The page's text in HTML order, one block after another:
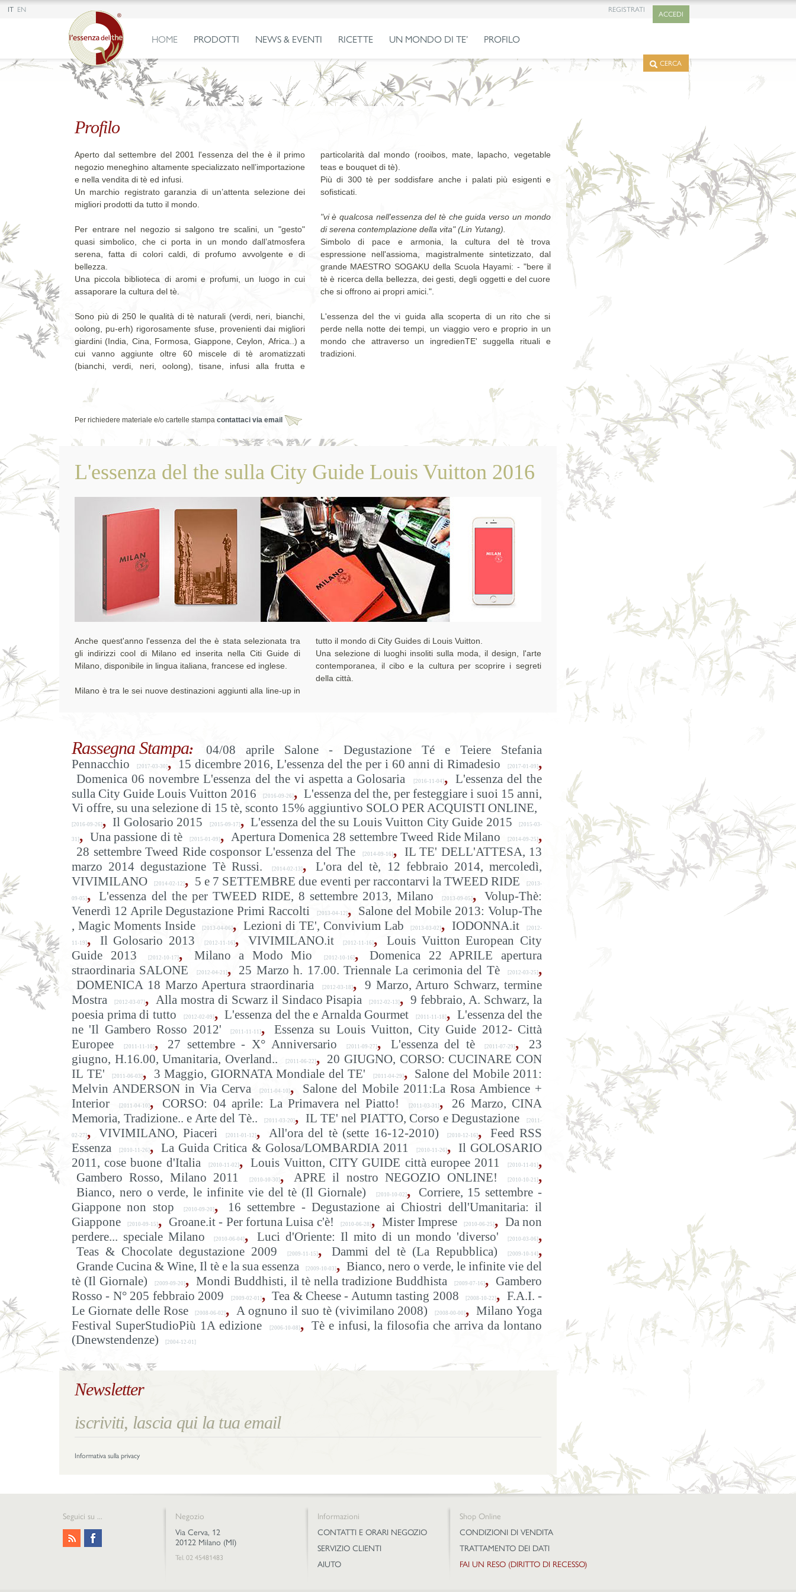
ACCEDI
CERCA
IT EN REGISTRATI
HOME PRODOTTI NEWS & EVENTI RICETTE UN MONDO DI TE’ PROFILO
Profilo
Aperto dal settembre del 2001 l'essenza del the è il primo
negozio meneghino altamente specializzato nell’importazione
e nella vendita di tè ed infusi.
Un marchio registrato garanzia di un’attenta selezione dei
migliori prodotti da tutto il mondo.
Per entrare nel negozio si salgono tre scalini, un "gesto"
quasi simbolico, che ci porta in un mondo dall’atmosfera
serena, fatta di colori caldi, di profumo avvolgente e di
bellezza.
Una piccola biblioteca di aromi e profumi, un luogo in cui
assaporare la cultura del tè.
Sono più di 250 le qualità di tè naturali (verdi, neri, bianchi,
oolong, pu-erh) rigorosamente sfuse, provenienti dai migliori
giardini (India, Cina, Formosa, Giappone, Ceylon, Africa..) a
cui vanno aggiunte oltre 60 miscele di tè aromatizzati
(bianchi, verdi, neri, oolong), tisane, infusi alla frutta e
particolarità dal mondo (rooibos, mate, lapacho, vegetable
teas e bouquet di tè).
Più di 300 tè per soddisfare anche i palati più esigenti e
sofisticati.
"vi è qualcosa nell'essenza del tè che guida verso un mondo
di serena contemplazione della vita" (Lin Yutang).
Simbolo di pace e armonia, la cultura del tè trova
espressione nell'assioma, magistralmente sintetizzato, dal
grande MAESTRO SOGAKU della Scuola Hayami: - "bere il
tè è ricerca della bellezza, dei gesti, degli oggetti e del cuore
che si offrono ai propri amici.".
L'essenza del the vi guida alla scoperta di un rito che si
perde nella notte dei tempi, un viaggio vero e proprio in un
mondo che attraverso un ingredienTE' suggella rituali e
tradizioni.
Per richiedere materiale e/o cartelle stampa contattaci via email
L'essenza del the sulla City Guide Louis Vuitton 2016
Anche quest'anno l'essenza del the è stata selezionata tra
gli indirizzi cool di Milano ed inserita nella Citi Guide di
Milano, disponibile in lingua italiana, francese ed inglese.
Milano è tra le sei nuove destinazioni aggiunti alla line-up in
tutto il mondo di City Guides di Louis Vuitton.
Una selezione di luoghi insoliti sulla moda, il design, l'arte
contemporanea, il cibo e la cultura per scoprire i segreti
della città.
Rassegna Stampa:
04/08 aprile Salone - Degustazione Té e Teiere Stefania
Pennacchio
[2017-03-30] , 15 dicembre 2016, L'essenza del the per i 60 anni di Rimadesio [2017-01-09] ,
Domenica 06 novembre L'essenza del the vi aspetta a Golosaria [2016-11-04] , L'essenza del the
sulla City Guide Louis Vuitton 2016
[2016-09-26] , L'essenza del the, per festeggiare i suoi 15 anni,
Vi offre, su una selezione di 15 tè, sconto 15% aggiuntivo SOLO PER ACQUISTI ONLINE,
[2016-09-26] , Il Golosario 2015 [2015-09-17] , L'essenza del the su Louis Vuitton City Guide 2015 [2015-03-
31] , Una passione di tè [2015-01-09] , Apertura Domenica 28 settembre Tweed Ride Milano [2014-09-25] ,
28 settembre Tweed Ride cosponsor L'essenza del The [2014-09-16] , IL TE' DELL'ATTESA, 13
marzo 2014 degustazione Tè Russi.
[2014-02-13] ,
L'ora del tè, 12 febbraio 2014, mercoledì,
VIVIMILANO
[2014-02-12] , 5 e 7 SETTEMBRE due eventi per raccontarvi la TWEED RIDE [2013-
09-05] , L'essenza del the per TWEED RIDE, 8 settembre 2013, Milano [2013-09-05], Volup-Thè:
Venerdì 12 Aprile Degustazione Primi Raccolti
[2013-04-12] , Salone del Mobile 2013: Volup-The
, Magic Moments Inside
[2013-04-06] , Lezioni di TE', Convivium Lab [2013-03-02] , IODONNA.it [2012-
11-19] , Il Golosario 2013 [2012-11-16] , VIVIMILANO.it [2012-11-16] ,
Louis Vuitton European City
Guide 2013
[2012-10-17] , Milano a Modo Mio [2012-10-16] ,
Domenica 22 APRILE apertura
straordinaria SALONE
[2012-04-21], 25 Marzo h. 17.00. Triennale La cerimonia del Tè [2012-03-25] ,
DOMENICA 18 Marzo Apertura straordinaria [2012-03-18] , 9 Marzo, Arturo Schwarz, termine
Mostra
[2012-03-07] , Alla mostra di Scwarz il Sindaco Pisapia [2012-02-13] , 9 febbraio, A. Schwarz, la
poesia prima di tutto
[2012-02-09] , L'essenza del the e Arnalda Gourmet [2011-11-18] , L'essenza del the
ne 'Il Gambero Rosso 2012'
[2011-11-11] ,
Essenza su Louis Vuitton, City Guide 2012- Città
Europee
[2011-11-10] , 27 settembre - X° Anniversario [2011-09-27] , L'essenza del tè [2011-07-29] ,
23
giugno, H.16.00, Umanitaria, Overland..
[2011-06-22] , 20 GIUGNO, CORSO: CUCINARE CON
IL TE'
[2011-06-03] , 3 Maggio, GIORNATA Mondiale del TE' [2011-04-29] , Salone del Mobile 2011:
Melvin ANDERSON in Via Cerva
[2011-04-10] ,
Salone del Mobile 2011:La Rosa Ambience +
Interior
[2011-04-10], CORSO: 04 aprile: La Primavera nel Piatto! [2011-03-31] ,
26 Marzo, CINA
Memoria, Tradizione.. e Arte del Tè..
[2011-03-20] , IL TE' nel PIATTO, Corso e Degustazione [2011-
02-27] , VIVIMILANO, Piaceri [2011-01-12] , All'ora del tè (sette 16-12-2010) [2010-12-16] ,
Feed RSS
Essenza
[2010-11-26] , La Guida Critica & Golosa/LOMBARDIA 2011 [2010-11-26] , Il GOLOSARIO
2011, cose buone d'Italia
[2010-11-02] , Louis Vuitton, CITY GUIDE città europee 2011 [2010-11-01] ,
Gambero Rosso, Milano 2011 [2010-10-30] , APRE il nostro NEGOZIO ONLINE! [2010-10-21] ,
Bianco, nero o verde, le infinite vie del tè (Il Giornale) [2010-10-02] ,
Corriere, 15 settembre -
Giappone non stop
[2010-09-20] ,
16 settembre - Degustazione ai Chiostri dell'Umanitaria: il
Giappone
[2010-09-15] , Groane.it - Per fortuna Luisa c'è! [2010-06-28] , Mister Imprese [2010-06-25] , Da non
perdere... speciale Milano
[2010-06-04] , Luci d'Oriente: Il mito di un mondo 'diverso' [2010-03-06] ,
Teas & Chocolate degustazione 2009 [2009-11-15] , Dammi del tè (La Repubblica) [2009-10-14] ,
Grande Cucina & Wine, Il tè e la sua essenza [2009-10-03] , Bianco, nero o verde, le infinite vie del
tè (Il Giornale)
[2009-09-20] , Mondi Buddhisti, il tè nella tradizione Buddhista [2009-07-16] , Gambero
Rosso - N° 205 febbraio 2009
[2009-02-01] , Tea & Cheese - Autumn tasting 2008 [2008-10-22] , F.A.I. -
Le Giornate delle Rose
[2008-06-02] , A ognuno il suo tè (vivimilano 2008) [2008-00-00] , Milano Yoga
Festival SuperStudioPiù 1A edizione
[2006-10-08] , Tè e infusi, la filosofia che arriva da lontano
(Dnewstendenze)
[2004-12-01]
Newsletter
Informativa sulla privacy
Seguici su ...
Negozio
Via Cerva, 12
20122 Milano (MI)
Tel. 02 45481483
Informazioni
CONTATTI E ORARI NEGOZIO
SERVIZIO CLIENTI
AIUTO
Shop Online
CONDIZIONI DI VENDITA
TRATTAMENTO DEI DATI
FAI UN RESO (DIRITTO DI RECESSO)